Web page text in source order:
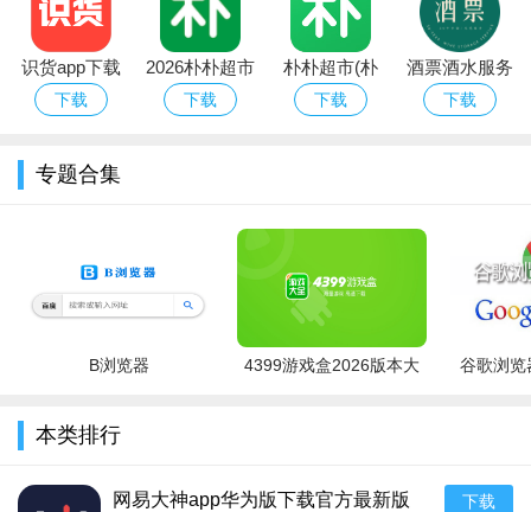
各类新鲜热点话题在此汇聚，您可以随时加入讨论，分享您
的观点。
与其他用户畅聊影视佳作中的精彩瞬间，分享您钟爱的资
我们致力于提供便捷的操作体验，让您更轻松地了解娱乐圈
识货app下载
官方正版最新
下载
2026朴朴超市
app最新版本
下载
朴朴超市(朴
朴买菜)app安
下载
酒票酒水服务
app
下载
专题合集
B浏览器
4399游戏盒2026版本大
谷歌浏览
本类排行
网易大神app华为版下载官方最新版
下载